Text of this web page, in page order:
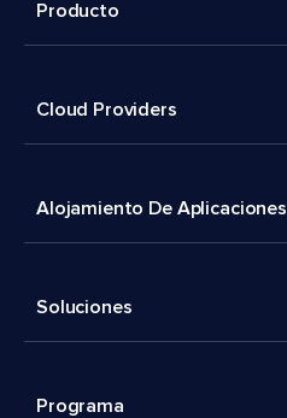
Producto
Cloud Providers
Alojamiento De Aplicaciones
Soluciones
Programa